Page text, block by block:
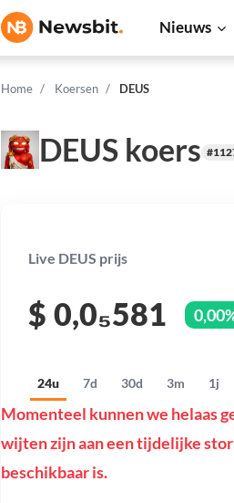
Nieuws
Home Koersen DEUS
DEUS koers
Live DEUS prijs
$ 0,0₅581
24u 7d 30d 3m 1j
Momenteel kunnen we helaas
wijten zijn aan een tijdelijke
beschikbaar is.